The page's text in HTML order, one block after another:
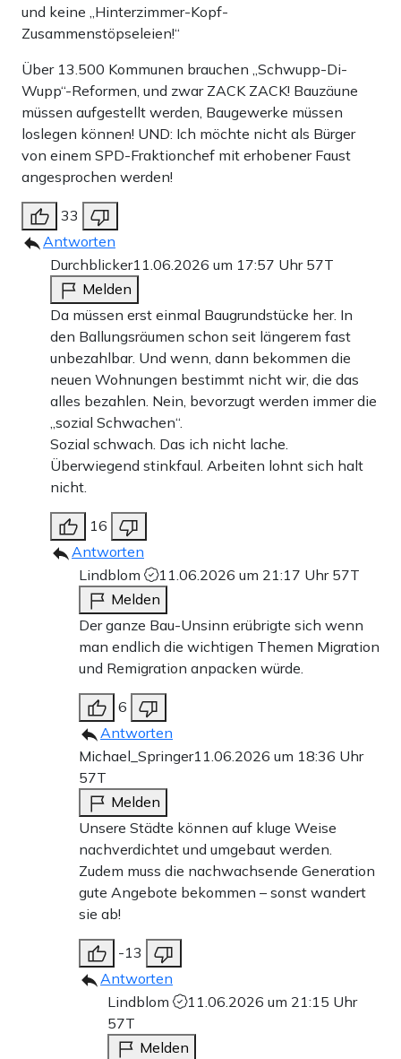
und keine „Hinterzimmer-Kopf-
Zusammenstöpseleien!“
Über 13.500 Kommunen brauchen „Schwupp-Di-
Wupp“-Reformen, und zwar ZACK ZACK! Bauzäune
müssen aufgestellt werden, Baugewerke müssen
loslegen können! UND: Ich möchte nicht als Bürger
von einem SPD-Fraktionchef mit erhobener Faust
angesprochen werden!
33
Antworten
Durchblicker11.06.2026 um 17:57 Uhr 57T
Melden
Da müssen erst einmal Baugrundstücke her. In
den Ballungsräumen schon seit längerem fast
unbezahlbar. Und wenn, dann bekommen die
neuen Wohnungen bestimmt nicht wir, die das
alles bezahlen. Nein, bevorzugt werden immer die
„sozial Schwachen“.
Sozial schwach. Das ich nicht lache.
Überwiegend stinkfaul. Arbeiten lohnt sich halt
nicht.
16
Antworten
Lindblom
11.06.2026 um 21:17 Uhr 57T
Melden
Der ganze Bau-Unsinn erübrigte sich wenn
man endlich die wichtigen Themen Migration
und Remigration anpacken würde.
6
Antworten
Michael_Springer11.06.2026 um 18:36 Uhr
57T
Melden
Unsere Städte können auf kluge Weise
nachverdichtet und umgebaut werden.
Zudem muss die nachwachsende Generation
gute Angebote bekommen – sonst wandert
sie ab!
-13
Antworten
Lindblom
11.06.2026 um 21:15 Uhr
57T
Melden